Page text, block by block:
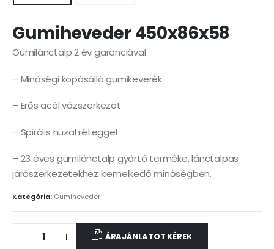
Gumiheveder 450x86x58
Gumilánctalp 2 év garanciával
– Minőségi kopásálló gumikeverék
– Erős acél vázszerkezet
– Spirális huzal réteggel
– 23 éves gumilánctalp gyártó terméke, lánctalpas
járószerkezetekhez kiemelkedő minőségben.
Kategória: Gumiheveder
ÁRAJÁNLATOT KÉREK